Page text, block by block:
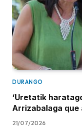
DURANGO
‘Uretatik
Arrizabalaga
21/07/2026